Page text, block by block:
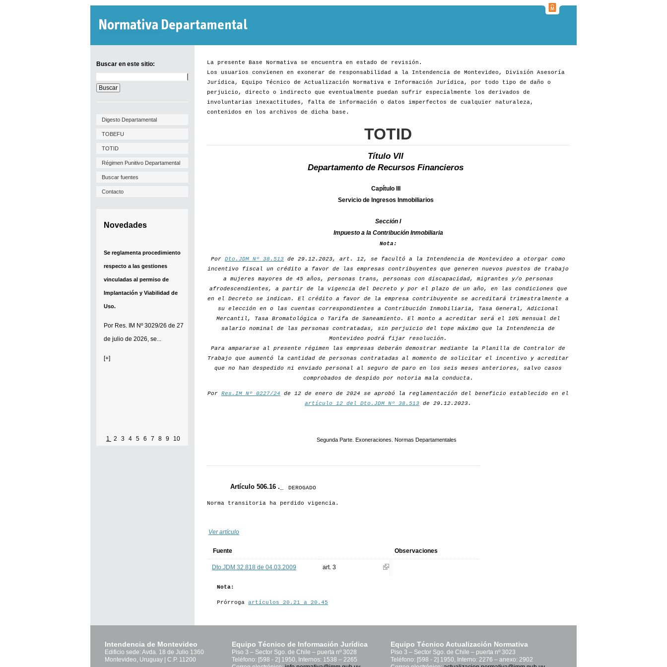
Buscar en este sitio:
en
este
sitio:
Digesto Departamental
TOBEFU
TOTID
Régimen Punitivo Departamental
Buscar fuentes
Contacto
Novedades
Se reglamenta procedimiento
respecto a las gestiones
vinculadas al permiso de
Implantación y Viabilidad de
Uso.
Por Res. IM Nº 3029/26 de 27
de julio de 2026, se...
[+]
1 2 3 4 5 6 7 8 9 10
La presente Base Normativa se encuentra en estado de revisión.
Los usuarios convienen en exonerar de responsabilidad a la Intendencia de Montevideo, División Asesoría
Jurídica, Equipo Técnico de Actualización Normativa e Información Jurídica, por todo tipo de daño o
perjuicio, directo o indirecto que eventualmente puedan sufrir especialmente los derivados de
involuntarias inexactitudes, falta de información o datos imperfectos de cualquier naturaleza,
contenidos en los archivos de dicha base.
TOTID
Título VII
Departamento de Recursos Financieros
Capítulo III
Servicio de Ingresos Inmobiliarios
Sección I
Impuesto a la Contribución Inmobiliaria
Nota:
Por Dto.JDM Nº 38.513 de 29.12.2023, art. 12, se facultó a la Intendencia de Montevideo a otorgar como
incentivo fiscal un crédito a favor de las empresas contribuyentes que generen nuevos puestos de trabajo
a mujeres mayores de 45 años, personas trans, personas con discapacidad, migrantes y/o personas
afrodescendientes, a partir de la vigencia del Decreto y por el plazo de un año, en las condiciones que
en el Decreto se indican. El crédito a favor de la empresa contribuyente se acreditará trimestralmente a
su elección en o las cuentas correspondientes a Contribución Inmobiliaria, Tasa General, Adicional
Mercantil, Tasa Bromatológica o Tarifa de Saneamiento. El monto a acreditar será el 10% mensual del
salario nominal de las personas contratadas, sin perjuicio del tope máximo que la Intendencia de
Montevideo podrá fijar resolución.
Para ampararse al presente régimen las empresas deberán demostrar mediante la Planilla de Contralor de
Trabajo que aumentó la cantidad de personas contratadas al momento de solicitar el incentivo y acreditar
que no han despedido ni enviado personal al seguro de paro en los seis meses anteriores, salvo casos
comprobados de despido por notoria mala conducta.
Por Res.IM Nº 0227/24 de 12 de enero de 2024 se aprobó la reglamentación del beneficio establecido en el
artículo 12 del Dto.JDM Nº 38.513 de 29.12.2023.
Segunda Parte. Exoneraciones. Normas Departamentales
Artículo 506.16 ._ DEROGADO
Norma transitoria ha perdido vigencia.
Ver artículo
Fuente Observaciones
Dto.JDM 32.818 de 04.03.2009 art. 3
Nota:
Prórroga artículos 20.21 a 20.45
Intendencia de Montevideo
Edificio sede: Avda. 18 de Julio 1360
Montevideo, Uruguay | C.P. 11200
Equipo Técnico Actualización Normativa
Piso 3 – Sector Sgo. de Chile – puerta nº 3023
Teléfono: [598 - 2] 1950, Interno: 2276 – anexo: 2902
Equipo Técnico de Información Jurídica
Piso 3 – Sector Sgo. de Chile – puerta nº 3028
Teléfono: [598 - 2] 1950, Internos: 1538 – 2265